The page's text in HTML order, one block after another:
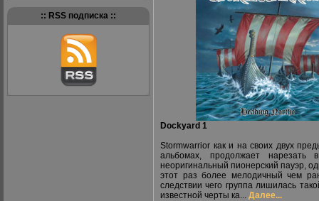
:: RSS подписка ::
Dockyard 1
Stormwarrior как и на своих двух
альбомах, продолжает нарезать
неоригинальный пионерский пауэр,
этот раз более мелодичный чем
следствии чего группа лишилась
известной черты ка... Далее...